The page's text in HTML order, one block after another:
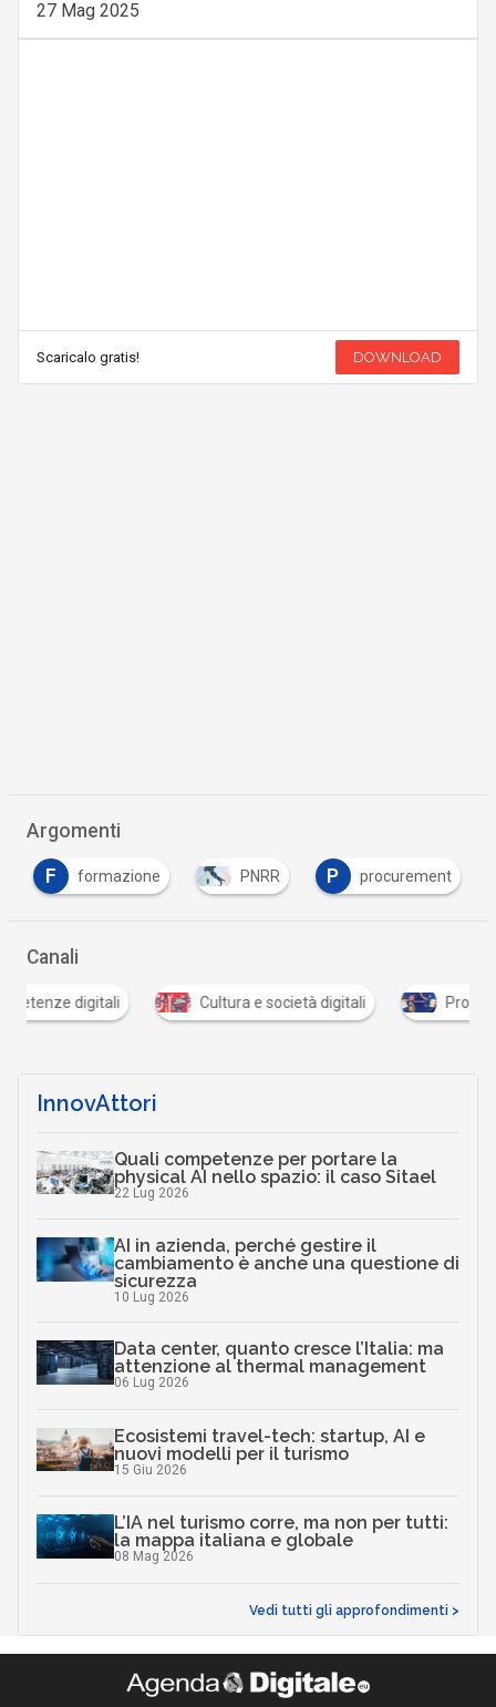
27 Mag 2025
Scaricalo gratis! DOWNLOAD
Argomenti
F formazione PNRR P procurement
Canali
Cultura e società digitali Procurement
InnovAttori
Quali competenze per portare la
physical AI nello spazio: il caso Sitael
22 Lug 2026
AI in azienda, perché gestire il
cambiamento è anche una questione di
sicurezza
10 Lug 2026
Data center, quanto cresce l’Italia: ma
attenzione al thermal management
06 Lug 2026
Ecosistemi travel-tech: startup, AI e
nuovi modelli per il turismo
15 Giu 2026
L’IA nel turismo corre, ma non per tutti:
la mappa italiana e globale
08 Mag 2026
Vedi tutti gli approfondimenti >